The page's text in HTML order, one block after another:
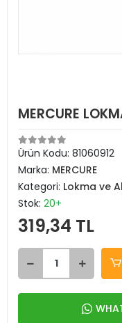
MERCURE
Ürün Kodu: 81060912
Marka: MERCURE
Kategori: Lokma ve
Stok: 20+
319,34 TL